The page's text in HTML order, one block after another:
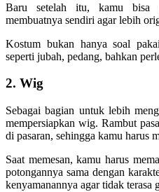
Baru setelah itu, kamu bisa
membuatnya sendiri agar lebih
Kostum bukan hanya soal
seperti jubah, pedang, bahkan
2. Wig
Sebagai bagian untuk lebih
mempersiapkan wig. Rambut
di pasaran, sehingga kamu harus
Saat memesan, kamu harus
potongannya sama dengan
kenyamanannya agar tidak terasa